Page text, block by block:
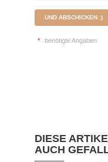
UND ABSCHICKEN :)
* benötigte Angaben
DIESE
AUCH